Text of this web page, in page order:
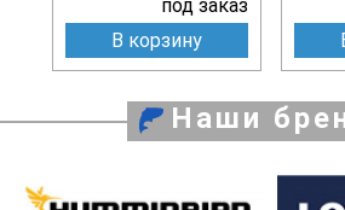
под заказ
В корзину
Наши